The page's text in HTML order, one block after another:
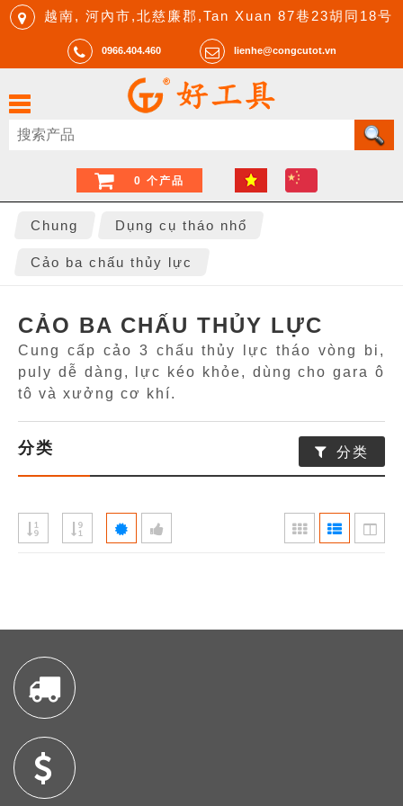
越南, 河內市,北慈廉郡,Tan Xuan 87巷23胡同18号
0966.404.460 lienhe@congcutot.vn
0 个产品
Chung Dụng cụ tháo nhổ
Cảo ba chấu thủy lực
CẢO BA CHẤU THỦY LỰC
Cung cấp cảo 3 chấu thủy lực tháo vòng bi,
puly dễ dàng, lực kéo khỏe, dùng cho gara ô
tô và xưởng cơ khí.
分类 分类